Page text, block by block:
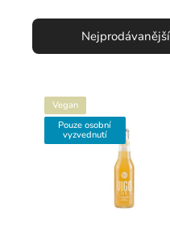
Nejprodávanější
Vegan
Pouze osobní
vyzvednutí